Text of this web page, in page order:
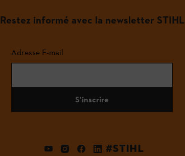
Restez informé avec la newsletter STIHL
Adresse E-mail
S'inscrire
#STIHL